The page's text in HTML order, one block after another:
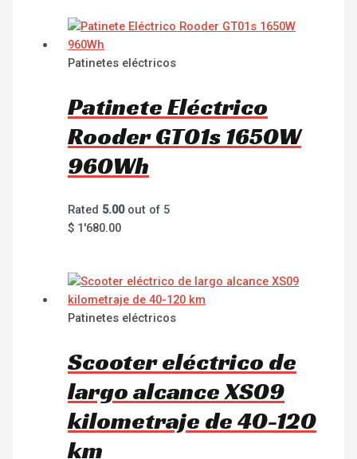
Patinetes eléctricos
Patinete Eléctrico
Rooder GT01s 1650W
960Wh
Rated 5.00out of 5
$ 1'680.00
Patinetes eléctricos
Scooter eléctrico de
largo alcance XS09
kilometraje de 40-120
km